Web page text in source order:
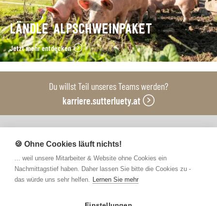
LÄNDLE ALPSCHWEINPAKET
Jetzt mehr entdecken
Du willst Teil unseres Teams werden?
karriere.sutterluety.at
Unsere Produktionsbetriebe
🍪 Ohne Cookies läuft nichts!
... weil unsere Mitarbeiter & Website ohne Cookies ein
Nachmittagstief haben. Daher lassen Sie bitte die Cookies zu -
das würde uns sehr helfen. Lernen Sie mehr